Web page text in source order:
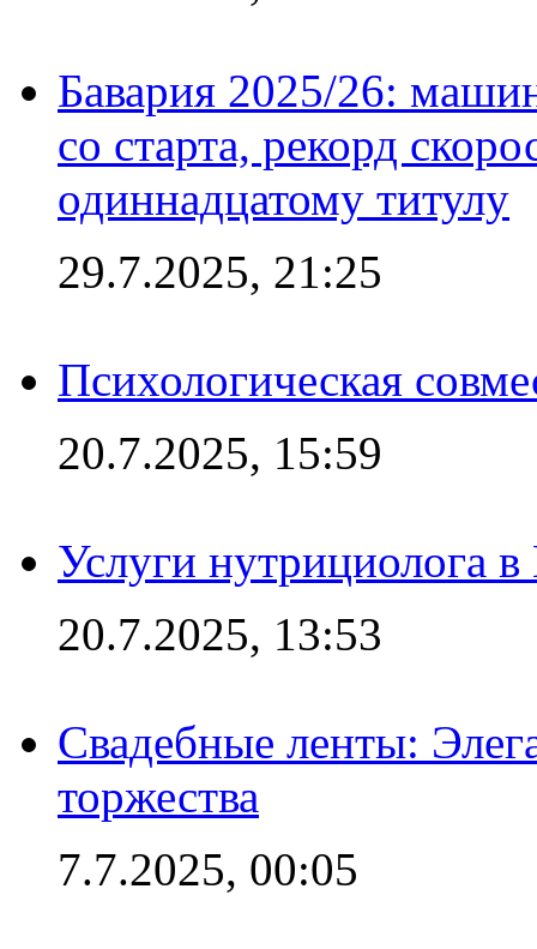
Бавария 2025/26:
со старта, рекорд
одиннадцатому титулу
29.7.2025, 21:25
Психологическая
20.7.2025, 15:59
Услуги нутрициолога
20.7.2025, 13:53
Свадебные ленты:
торжества
7.7.2025, 00:05